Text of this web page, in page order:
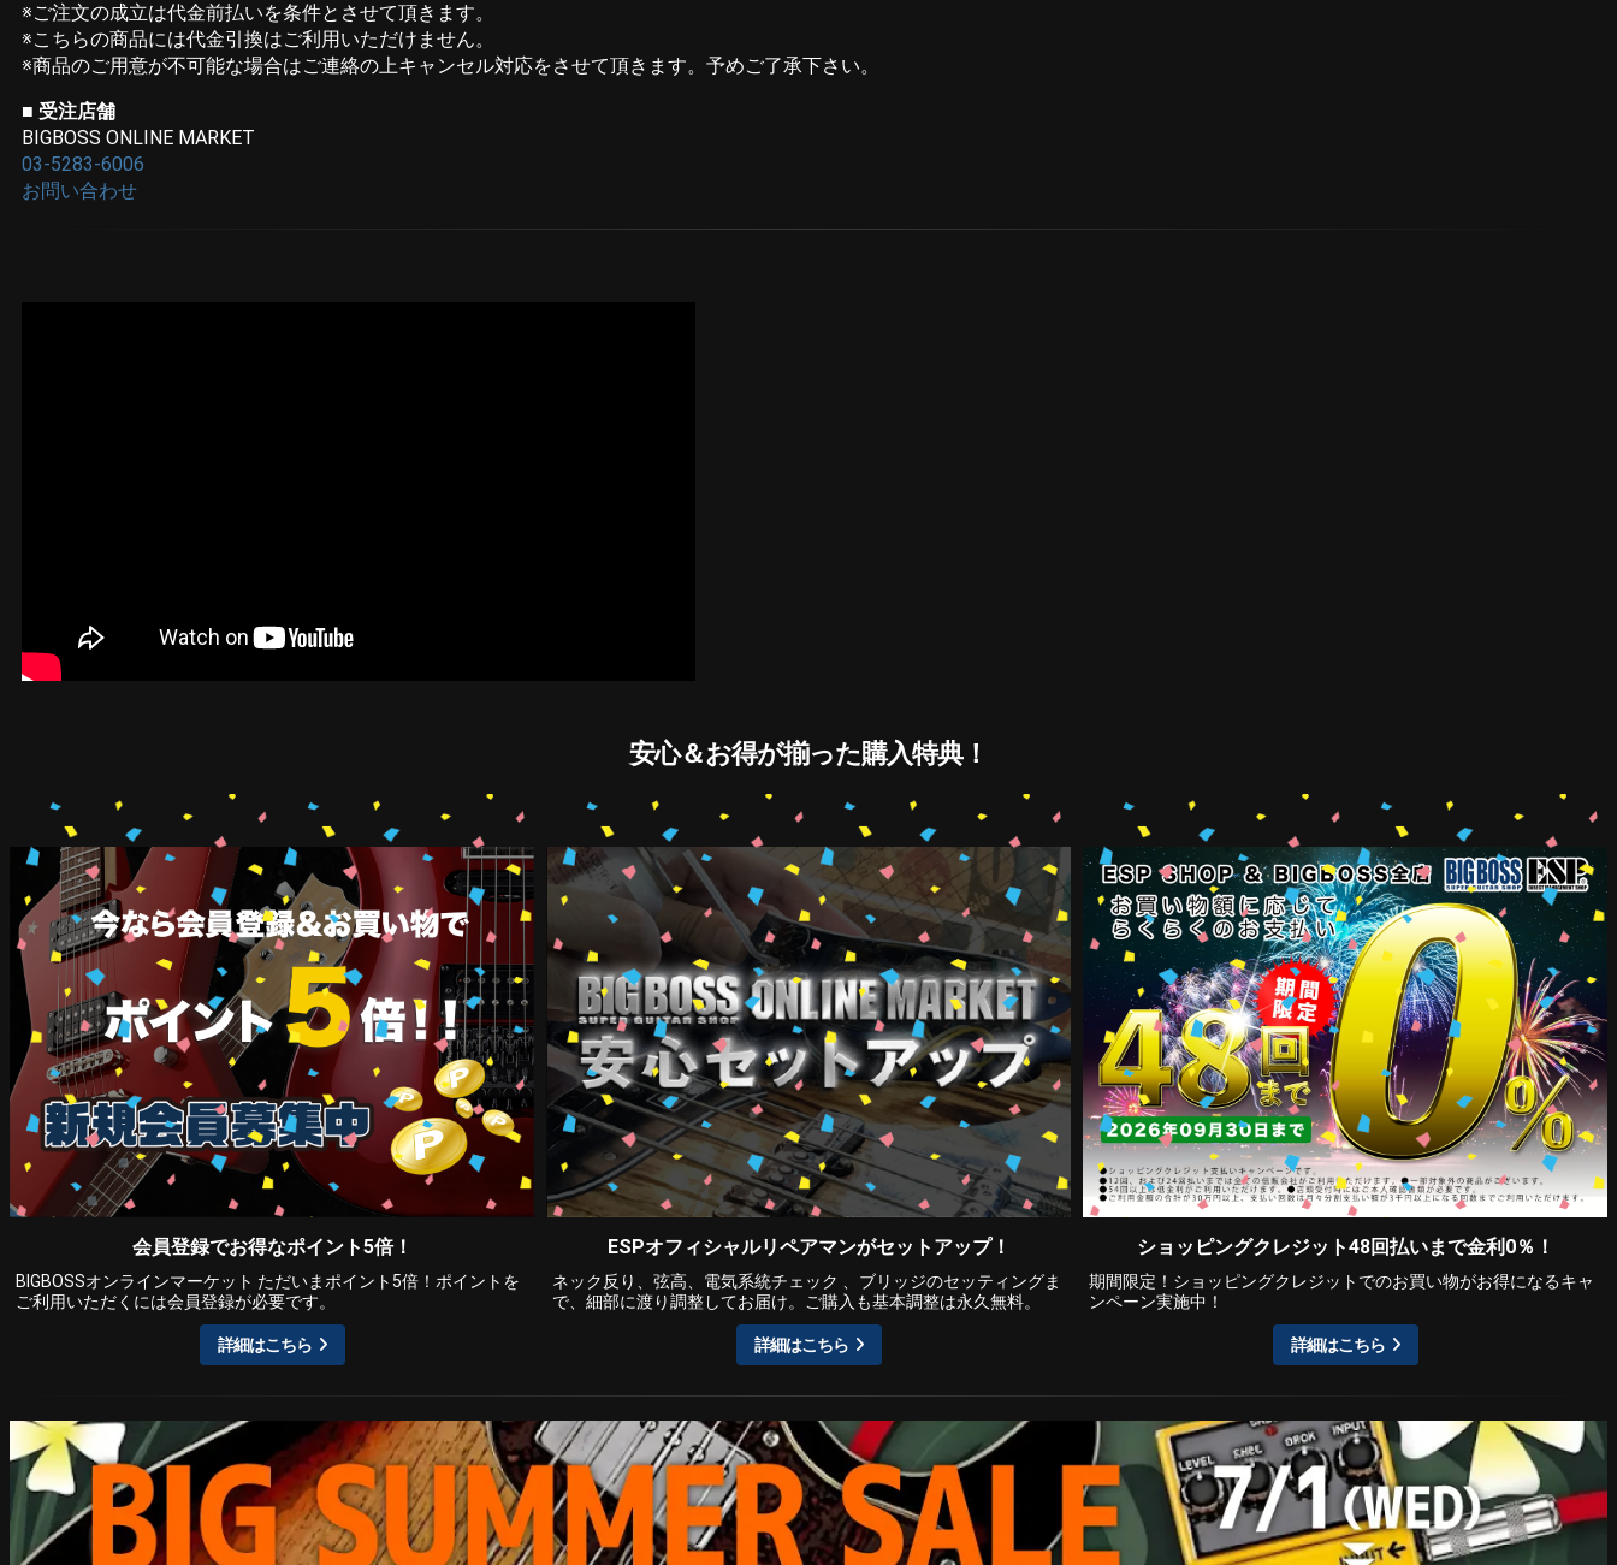
※ご注文の成立は代金前払いを条件とさせて頂きます。
※こちらの商品には代金引換はご利用いただけません。
※商品のご用意が不可能な場合はご連絡の上キャンセル対応をさせて頂きます。予めご了承下さい。
■ 受注店舗
BIGBOSS ONLINE MARKET
03-5283-6006
お問い合わせ
安心＆お得が揃った購入特典！
会員登録でお得なポイント5倍！
BIGBOSSオンラインマーケット ただいまポイント5倍！ポイントを
ご利用いただくには会員登録が必要です。
詳細はこちら
ESPオフィシャルリペアマンがセットアップ！
ネック反り、弦高、電気系統チェック 、ブリッジのセッティングま
で、細部に渡り調整してお届け。ご購入も基本調整は永久無料。
詳細はこちら
ショッピングクレジット48回払いまで金利0％！
期間限定！ショッピングクレジットでのお買い物がお得になるキャ
ンペーン実施中！
詳細はこちら